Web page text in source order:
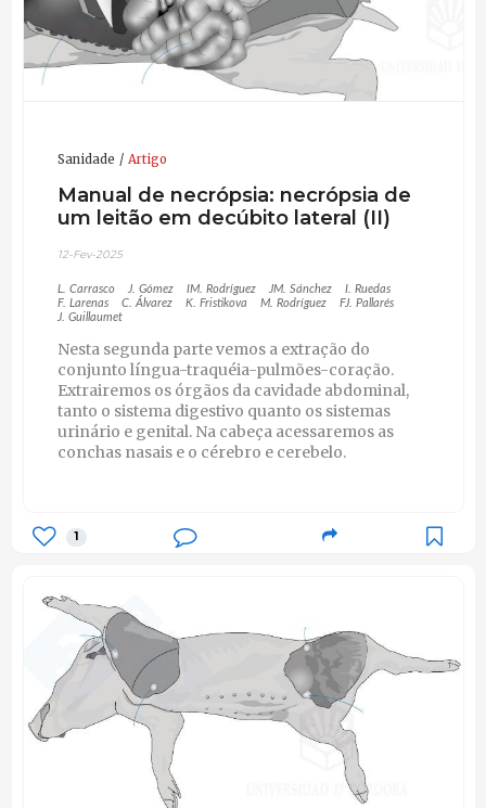
Sanidade Artigo
Manual de necrópsia: necrópsia de
um leitão em decúbito lateral (II)
12-Fev-2025
L. Carrasco J. Gómez IM. Rodríguez JM. Sánchez
I. Ruedas
F. Larenas
C. Álvarez K. Fristikova M. Rodríguez
FJ. Pallarés
J. Guillaumet
Nesta segunda parte vemos a extração do
conjunto língua-traquéia-pulmões-coração.
Extrairemos os órgãos da cavidade abdominal,
tanto o sistema digestivo quanto os sistemas
urinário e genital. Na cabeça acessaremos as
conchas nasais e o cérebro e cerebelo.
1